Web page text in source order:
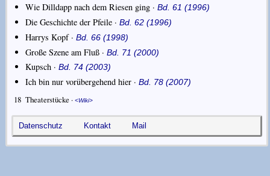
Wie Dilldapp nach dem Riesen ging ·Bd. 61 (1996)
Die Geschichte der Pfeile ·Bd. 62 (1996)
Harrys Kopf ·Bd. 66 (1998)
Große Szene am Fluß ·Bd. 71 (2000)
Kupsch ·Bd. 74 (2003)
Ich bin nur vorübergehend hier ·Bd. 78 (2007)
18Theaterstücke · Wiki
Datenschutz Kontakt Mail